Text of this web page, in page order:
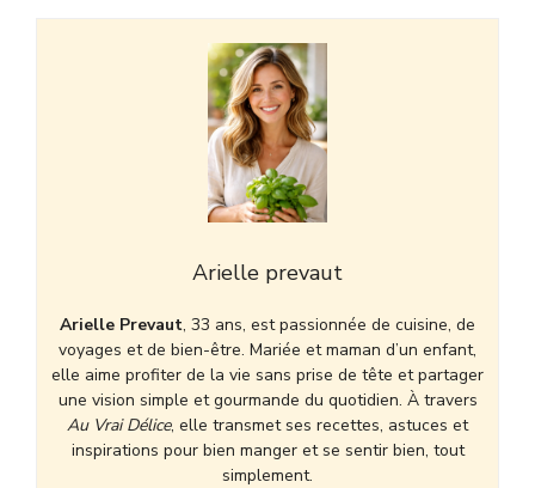
Arielle prevaut
Arielle Prevaut, 33 ans, est passionnée de cuisine, de
voyages et de bien-être. Mariée et maman d’un enfant,
elle aime profiter de la vie sans prise de tête et partager
une vision simple et gourmande du quotidien. À travers
Au Vrai Délice, elle transmet ses recettes, astuces et
inspirations pour bien manger et se sentir bien, tout
simplement.